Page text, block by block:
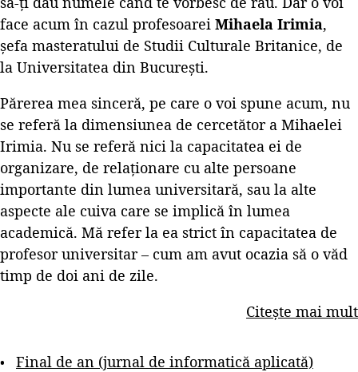
face acum în cazul profesoarei Mihaela Irimia,
șefa masteratului de Studii Culturale Britanice, de
la Universitatea din București.
Părerea mea sinceră, pe care o voi spune acum, nu
se referă la dimensiunea de cercetător a Mihaelei
Irimia. Nu se referă nici la capacitatea ei de
organizare, de relaționare cu alte persoane
importante din lumea universitară, sau la alte
aspecte ale cuiva care se implică în lumea
academică. Mă refer la ea strict în capacitatea de
profesor universitar – cum am avut ocazia să o văd
timp de doi ani de zile.
Citește mai mult
Final de an (jurnal de informatică aplicată)